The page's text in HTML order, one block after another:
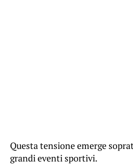
Questa tensione emerge
grandi eventi sportivi.